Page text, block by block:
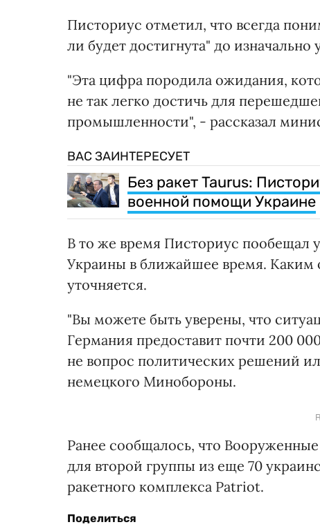
Писториус отметил, что всегда
ли будет достигнута" до изначально
"Эта цифра породила ожидания,
не так легко достичь для
промышленности", - рассказал
ВАС ЗАИНТЕРЕСУЕТ
Без ракет Taurus:
военной помощи Украине
В то же время Писториус пообещал
Украины в ближайшее время. Каким
уточняется.
"Вы можете быть уверены, что
Германия предоставит почти 200
не вопрос политических решений
немецкого Минобороны.
Ранее сообщалось, что
для второй группы из еще 70
ракетного комплекса Patriot.
Поделиться